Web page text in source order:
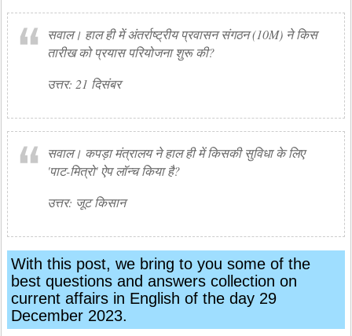
सवाल। हाल ही में अंतर्राष्ट्रीय प्रवासन संगठन (10M) ने किस
तारीख को प्रयास परियोजना शुरू की?
उत्तर: 21 दिसंबर
सवाल। कपड़ा मंत्रालय ने हाल ही में किसकी सुविधा के लिए
'पाट-मित्रो' ऐप लॉन्च किया है?
उत्तर: जूट किसान
With this post, we bring to you some of the
best questions and answers collection on
current affairs in English of the day 29
December 2023.